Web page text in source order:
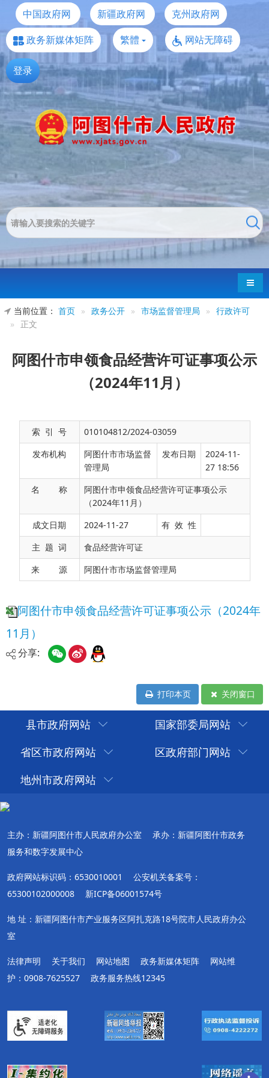
中国政府网 新疆政府网
克州政府网
政务新媒体矩阵
繁體 网站无障碍
登录
导航
当前位置： 首页 » 政务公开 » 市场监督管理局 » 行政许可
»
正文
阿图什市申领食品经营许可证事项公示
（2024年11月）
索 引 号
010104812/2024-03059
发布机构
阿图什市市场监督
管理局
发布日期
2024-11-
27 18:56
名 称
阿图什市申领食品经营许可证事项公示
（2024年11月）
成文日期
2024-11-27
有 效 性
主 题 词
食品经营许可证
来 源
阿图什市市场监督管理局
阿图什市申领食品经营许可证事项公示（2024年
11月）
分享:
打印本页 关闭窗口
县市政府网站
国家部委局网站
省区市政府网站
区政府部门网站
地州市政府网站
主办：新疆阿图什市人民政府办公室
承办：新疆阿图什市政务
服务和数字发展中心
政府网站标识码：6530010001
公安机关备案号：
65300102000008
新ICP备06001574号
地 址：新疆阿图什市产业服务区阿扎克路18号院市人民政府办公
室
法律声明 关于我们 网站地图 政务新媒体矩阵
网站维
护：0908-7625527
政务服务热线12345